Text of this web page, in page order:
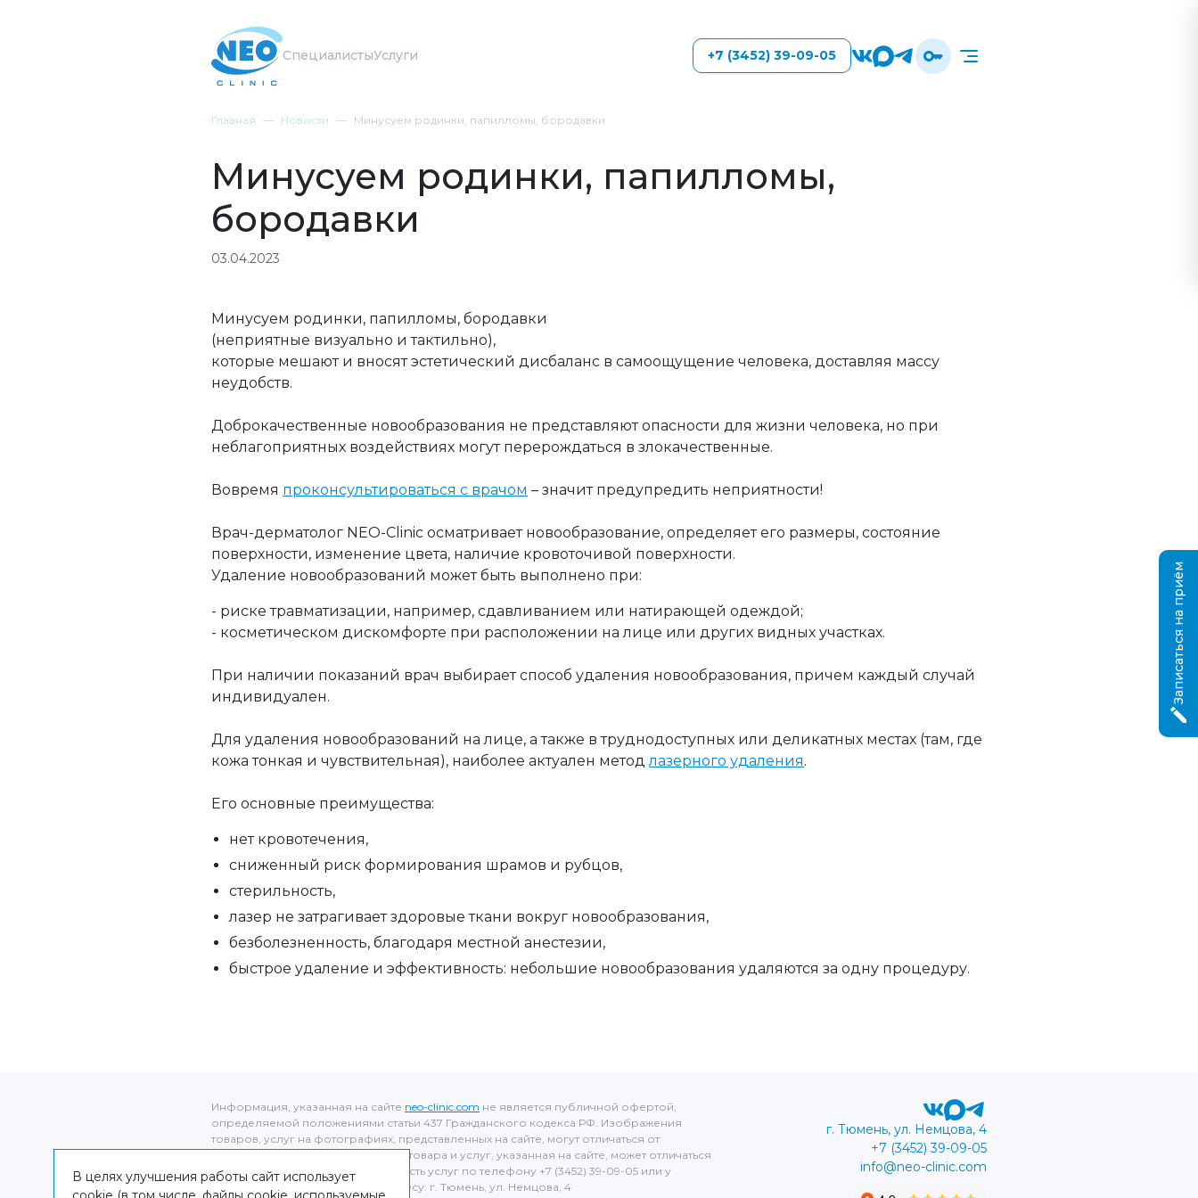
СпециалистыУслуги +7 (3452) 39-09-05
Главная Новости Минусуем родинки, папилломы, бородавки
Минусуем родинки, папилломы,
бородавки
03.04.2023
Минусуем родинки, папилломы, бородавки
(неприятные визуально и тактильно),
которые мешают и вносят эстетический дисбаланс в самоощущение человека, доставляя массу
неудобств.
Доброкачественные новообразования не представляют опасности для жизни человека, но при
неблагоприятных воздействиях могут перерождаться в злокачественные.
Вовремя проконсультироваться с врачом – значит предупредить неприятности!
Врач-дерматолог NEO-Clinic осматривает новообразование, определяет его размеры, состояние
поверхности, изменение цвета, наличие кровоточивой поверхности.
Удаление новообразований может быть выполнено при:
- риске травматизации, например, сдавливанием или натирающей одеждой;
- косметическом дискомфорте при расположении на лице или других видных участках.
При наличии показаний врач выбирает способ удаления новообразования, причем каждый случай
индивидуален.
Для удаления новообразований на лице, а также в труднодоступных или деликатных местах (там, где
кожа тонкая и чувствительная), наиболее актуален метод лазерного удаления.
Его основные преимущества:
нет кровотечения,
сниженный риск формирования шрамов и рубцов,
стерильность,
лазер не затрагивает здоровые ткани вокруг новообразования,
безболезненность, благодаря местной анестезии,
быстрое удаление и эффективность: небольшие новообразования удаляются за одну процедуру.
Информация, указанная на сайте neo-clinic.com не является публичной офертой,
определяемой положениями статьи 437 Гражданского кодекса РФ. Изображения
товаров, услуг на фотографиях, представленных на сайте, могут отличаться от
оригиналов. Информация о цене товара и услуг, указанная на сайте, может отличаться
от фактической, уточняйте стоимость услуг по телефону +7 (3452) 39-09-05 или у
администраторов клиники по адресу: г. Тюмень, ул. Немцова, 4
г. Тюмень, ул. Немцова, 4
+7 (3452) 39-09-05
info@neo-clinic.com
В целях улучшения работы сайт использует
Записаться на приём